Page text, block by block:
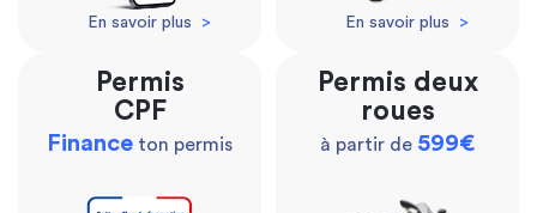
En savoir plus > En savoir plus >
Permis
CPF
Finance ton permis
Permis deux
roues
à partir de 599€